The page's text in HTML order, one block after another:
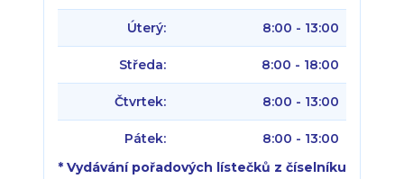
Úterý: 8:00 - 13:00
Středa: 8:00 - 18:00
Čtvrtek: 8:00 - 13:00
Pátek:
8:00 - 13:00
* Vydávání pořadových lístečků z číselníku